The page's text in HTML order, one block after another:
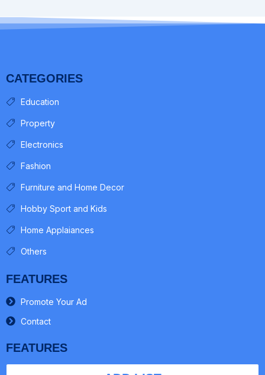
CATEGORIES
Education
Property
Electronics
Fashion
Furniture and Home Decor
Hobby Sport and Kids
Home Applaiances
Others
FEATURES
Promote Your Ad
Contact
FEATURES